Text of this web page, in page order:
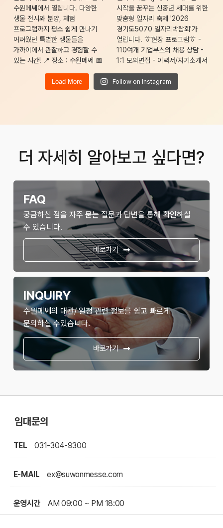
Load More Follow on Instagram
더 자세히 알아보고 싶다면?
FAQ
궁금하신 점을 자주 묻는 질문과 답변을 통해 확인하실
수 있습니다.
바로가기
INQUIRY
수원메쎄의 대관/ 일정 관련 정보를 쉽고 빠르게
문의하실 수있습니다.
바로가기
임대문의
TEL 031-304-9300
E-MAIL ex@suwonmesse.com
운영시간 AM 09:00 ~ PM 18:00